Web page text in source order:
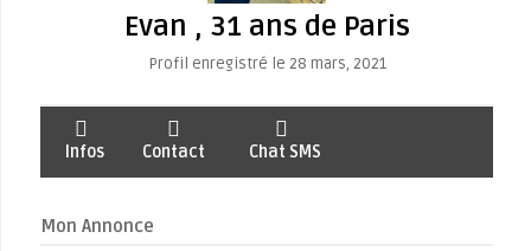
Evan , 31 ans de Paris
Profil enregistré le 28 mars, 2021
Infos Contact Chat SMS
Mon Annonce